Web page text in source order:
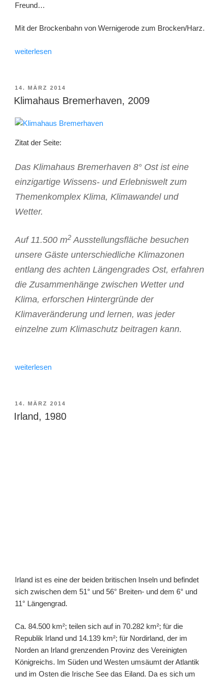
Freund…
Mit der Brockenbahn von Wernigerode zum Brocken/Harz.
„Brockenbahn,
weiterlesen
VERÖFFENTLICHT
AM
14. MÄRZ 2014
Klimahaus Bremerhaven, 2009
Zitat der Seite:
Das Klimahaus Bremerhaven 8° Ost ist eine
einzigartige Wissens- und Erlebniswelt zum
Themenkomplex Klima, Klimawandel und
Wetter.
Auf 11.500 m2 Ausstellungsfläche besuchen
unsere Gäste unterschiedliche Klimazonen
entlang des achten Längengrades Ost, erfahren
die Zusammenhänge zwischen Wetter und
Klima, erforschen Hintergründe der
Klimaveränderung und lernen, was jeder
einzelne zum Klimaschutz beitragen kann.
„Klimahaus
weiterlesen
VERÖFFENTLICHT
AM
14. MÄRZ 2014
Irland, 1980
Irland ist es eine der beiden britischen Inseln und befindet
sich zwischen dem 51° und 56° Breiten- und dem 6° und
11° Längengrad.
Ca. 84.500 km²; teilen sich auf in 70.282 km²; für die
Republik Irland und 14.139 km²; für Nordirland, der im
Norden an Irland grenzenden Provinz des Vereinigten
Königreichs. Im Süden und Westen umsäumt der Atlantik
und im Osten die Irische See das Eiland. Da es sich um